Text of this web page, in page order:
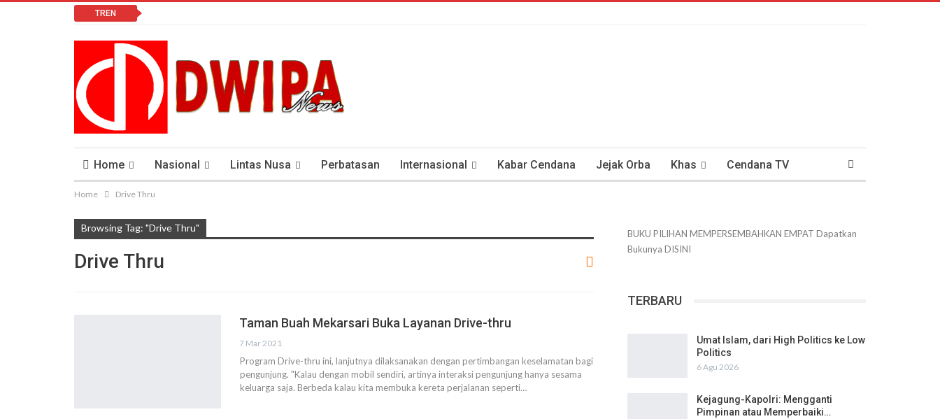
TREN
Home Nasional Lintas Nusa Perbatasan Internasional Kabar Cendana Jejak Orba Khas Cendana TV
Lomba Vlog
Home Drive Thru
Browsing Tag: "Drive Thru"
Drive Thru
Taman Buah Mekarsari Buka Layanan Drive-thru
7 Mar 2021
Program Drive-thru ini, lanjutnya dilaksanakan dengan pertimbangan keselamatan bagi
pengunjung. "Kalau dengan mobil sendiri, artinya interaksi pengunjung hanya sesama
keluarga saja. Berbeda kalau kita membuka kereta perjalanan seperti…
BUKU PILIHAN MEMPERSEMBAHKAN EMPAT Dapatkan
Bukunya DISINI
TERBARU
Umat Islam, dari High Politics ke Low
Politics
6 Agu 2026
Kejagung-Kapolri: Mengganti
Pimpinan atau Memperbaiki…